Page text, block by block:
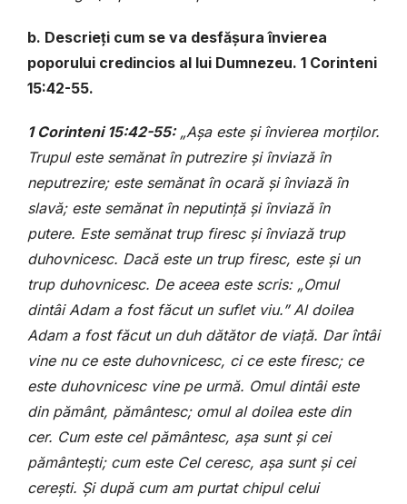
b. Descrieți cum se va desfășura învierea
poporului credincios al lui Dumnezeu. 1 Corinteni
15:42-55.
1 Corinteni 15:42-55:„Așa este și învierea morților.
Trupul este semănat în putrezire și înviază în
neputrezire; este semănat în ocară și înviază în
slavă; este semănat în neputință și înviază în
putere. Este semănat trup firesc și înviază trup
duhovnicesc. Dacă este un trup firesc, este și un
trup duhovnicesc. De aceea este scris: „Omul
dintâi Adam a fost făcut un suflet viu.” Al doilea
Adam a fost făcut un duh dătător de viață. Dar întâi
vine nu ce este duhovnicesc, ci ce este firesc; ce
este duhovnicesc vine pe urmă. Omul dintâi este
din pământ, pământesc; omul al doilea este din
cer. Cum este cel pământesc, așa sunt și cei
pământești; cum este Cel ceresc, așa sunt și cei
cerești. Și după cum am purtat chipul celui